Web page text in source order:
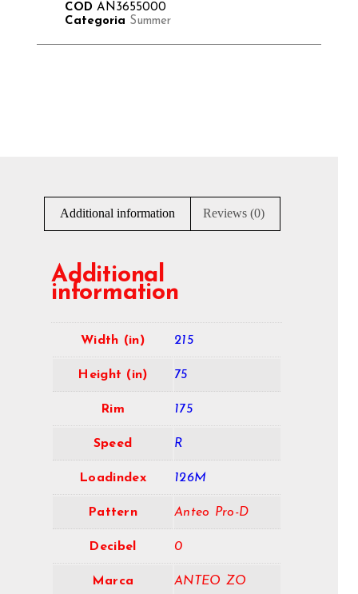
COD AN3655000
Categoria Summer
Additional information Reviews (0)
Additional
information
Width (in) 215
Height (in) 75
Rim 175
Speed R
Loadindex 126M
Pattern Anteo Pro-D
Decibel 0
Marca ANTEO ZO